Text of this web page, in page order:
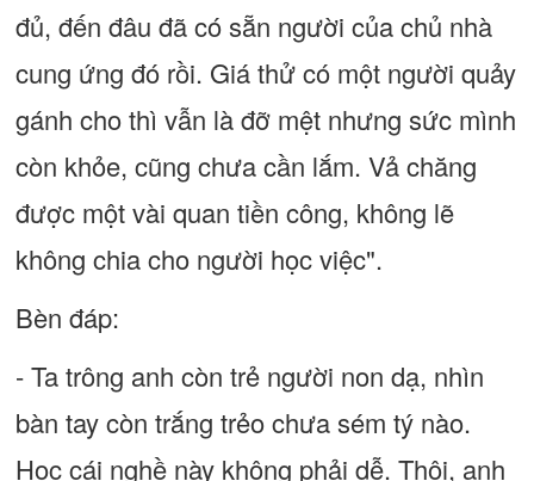
đủ, đến đâu đã có sẵn người của chủ nhà
cung ứng đó rồi. Giá thử có một người quảy
gánh cho thì vẫn là đỡ mệt nhưng sức mình
còn khỏe, cũng chưa cần lắm. Vả chăng
được một vài quan tiền công, không lẽ
không chia cho người học việc".
Bèn đáp:
- Ta trông anh còn trẻ người non dạ, nhìn
bàn tay còn trắng trẻo chưa sém tý nào.
Học cái nghề này không phải dễ. Thôi, anh